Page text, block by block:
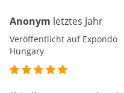
Anonym letztes Jahr
Veröffentlicht auf Expondo
Hungary